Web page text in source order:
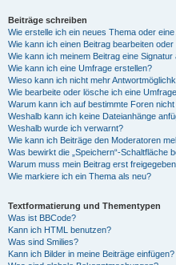
Beiträge schreiben
Wie erstelle ich ein neues Thema oder eine
Wie kann ich einen Beitrag bearbeiten
Wie kann ich meinem Beitrag eine Signatur
Wie kann ich eine Umfrage erstellen?
Wieso kann ich nicht mehr
Wie bearbeite oder lösche ich eine
Warum kann ich auf bestimmte Foren
Weshalb kann ich keine Dateianhänge
Weshalb wurde ich verwarnt?
Wie kann ich Beiträge den Moderatoren
Was bewirkt die „Speichern“-Schaltfläche
Warum muss mein Beitrag erst
Wie markiere ich ein Thema als neu?
Textformatierung und Thementypen
Was ist BBCode?
Kann ich HTML benutzen?
Was sind Smilies?
Kann ich Bilder in meine Beiträge einfügen?